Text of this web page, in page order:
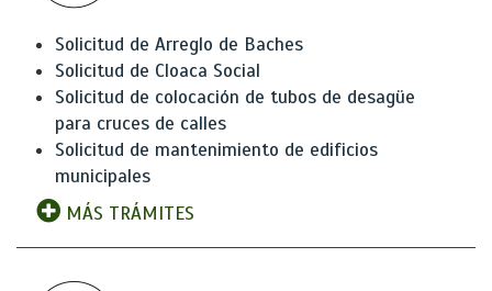
Solicitud de Arreglo de Baches
Solicitud de Cloaca Social
Solicitud de colocación de tubos de desagüe
para cruces de calles
Solicitud de mantenimiento de edificios
municipales
MÁS TRÁMITES